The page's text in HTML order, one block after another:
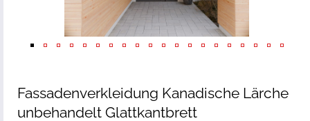
Fassadenverkleidung Kanadische Lärche
unbehandelt Glattkantbrett